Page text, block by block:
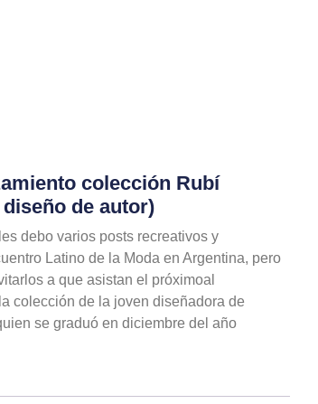
colección Rubí
de autor)
debo varios posts recreativos y
Latino de la Moda en Argentina, pero
a que asistan el próximoal
colección de la joven diseñadora de
se graduó en diciembre del año